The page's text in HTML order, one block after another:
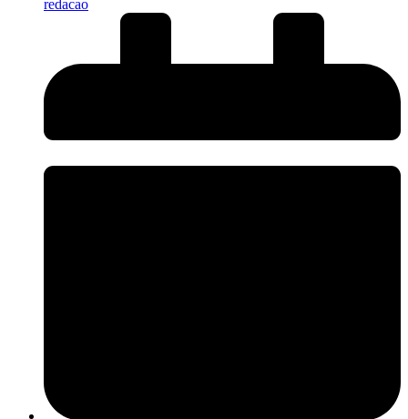
redacao